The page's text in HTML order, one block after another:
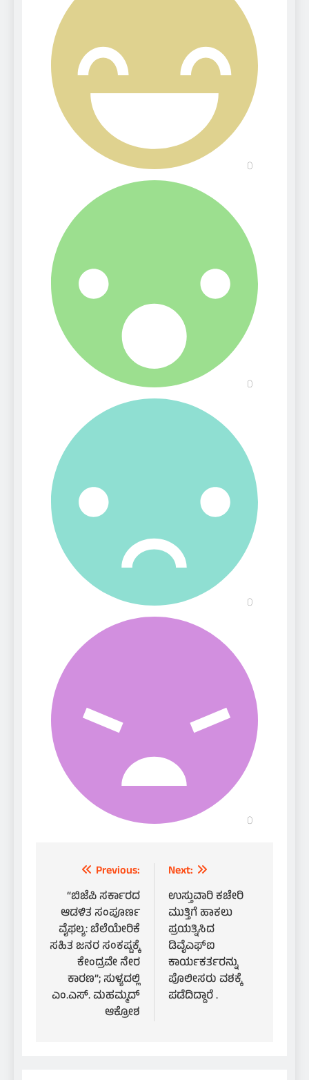
navigation
Previous:
“ಬಿಜೆಪಿ ಸರ್ಕಾರದ
ಆಡಳಿತ ಸಂಪೂರ್ಣ
ವೈಫಲ್ಯ: ಬೆಲೆಯೇರಿಕೆ
ಸಹಿತ ಜನರ ಸಂಕಷ್ಟಕ್ಕೆ
ಕೇಂದ್ರವೇ ನೇರ
ಕಾರಣ”; ಸುಳ್ಯದಲ್ಲಿ
ಎಂ.ಎಸ್. ಮಹಮ್ಮದ್
ಆಕ್ರೋಶ
Next:
ಉಸ್ತುವಾರಿ ಕಚೇರಿ
ಮುತ್ತಿಗೆ ಹಾಕಲು
ಪ್ರಯತ್ನಿಸಿದ
ಡಿವೈಎಫ್ಐ
ಕಾರ್ಯಕರ್ತರನ್ನು
ಪೊಲೀಸರು ವಶಕ್ಕೆ
ಪಡೆದಿದ್ದಾರೆ .